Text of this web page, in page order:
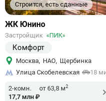
Строится, есть сданные
Ссылка
объект
ЖК Юнино
Застройщик «ПИК»
Комфорт
Москва, НАО, Щербинка
Улица Скобелевская
18
2-комн. от 63,8 м2
17,7 млн ₽